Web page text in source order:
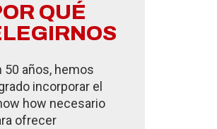
QUÉ
50 años, hemos
incorporar el
how necesario
ofrecer